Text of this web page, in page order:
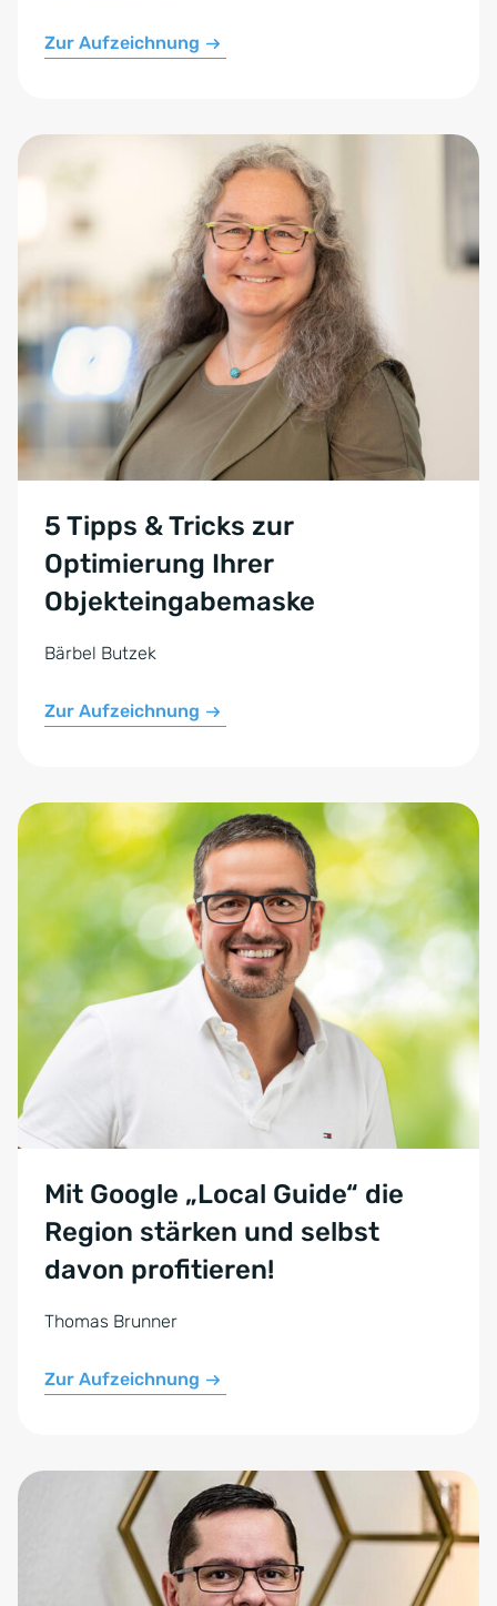
Zur Aufzeichnung
5 Tipps & Tricks zur
Optimierung Ihrer
Objekteingabemaske
Bärbel Butzek
Zur Aufzeichnung
Mit Google „Local Guide“ die
Region stärken und selbst
davon profitieren!
Thomas Brunner
Zur Aufzeichnung